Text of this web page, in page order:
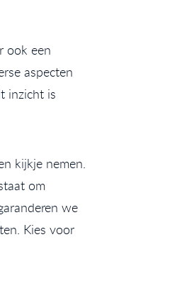
ook een
aspecten
inzicht is
kijkje nemen.
om
we
Kies voor